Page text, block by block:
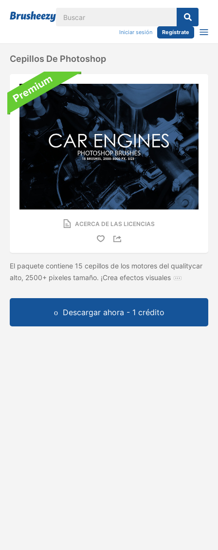
Iniciar sesión Regístrate
Cepillos De Photoshop
ACERCA DE LAS LICENCIAS
El paquete contiene 15 cepillos de los motores del qualitycar
alto, 2500+ pixeles tamaño. ¡Crea efectos visuales
Descargar ahora - 1 crédito